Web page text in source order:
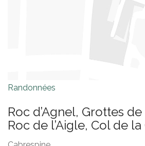
Randonnées
Roc d’Agnel, Grottes
Roc de l’Aigle, Col de